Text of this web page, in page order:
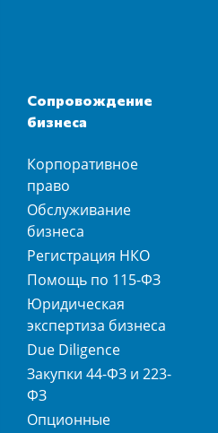
Сопровождение
бизнеса
Корпоративное
право
Обслуживание
бизнеса
Регистрация НКО
Помощь по 115-ФЗ
Юридическая
экспертиза бизнеса
Due Diligence
Закупки 44-ФЗ и 223-
ФЗ
Опционные